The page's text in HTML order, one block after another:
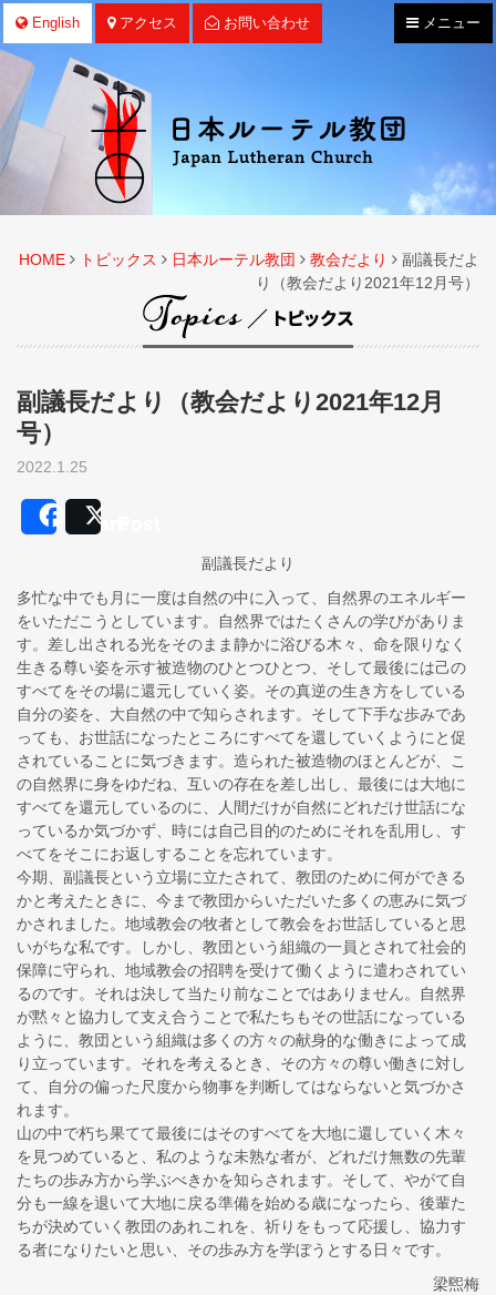
ナ
ビ
メニュー
English アクセス お問い合わせ
HOME トピックス 日本ルーテル教団 教会だより
副議長だよ
り（教会だより2021年12月号）
副議長だより（教会だより2021年12月
号）
2022.1.25
Share
副議長だより
多忙な中でも月に一度は自然の中に入って、自然界のエネルギー
をいただこうとしています。自然界ではたくさんの学びがありま
す。差し出される光をそのまま静かに浴びる木々、命を限りなく
生きる尊い姿を示す被造物のひとつひとつ、そして最後には己の
すべてをその場に還元していく姿。その真逆の生き方をしている
自分の姿を、大自然の中で知らされます。そして下手な歩みであ
っても、お世話になったところにすべてを還していくようにと促
されていることに気づきます。造られた被造物のほとんどが、こ
の自然界に身をゆだね、互いの存在を差し出し、最後には大地に
すべてを還元しているのに、人間だけが自然にどれだけ世話にな
っているか気づかず、時には自己目的のためにそれを乱用し、す
べてをそこにお返しすることを忘れています。
今期、副議長という立場に立たされて、教団のために何ができる
かと考えたときに、今まで教団からいただいた多くの恵みに気づ
かされました。地域教会の牧者として教会をお世話していると思
いがちな私です。しかし、教団という組織の一員とされて社会的
保障に守られ、地域教会の招聘を受けて働くように遣わされてい
るのです。それは決して当たり前なことではありません。自然界
が黙々と協力して支え合うことで私たちもその世話になっている
ように、教団という組織は多くの方々の献身的な働きによって成
り立っています。それを考えるとき、その方々の尊い働きに対し
て、自分の偏った尺度から物事を判断してはならないと気づかさ
れます。
山の中で朽ち果てて最後にはそのすべてを大地に還していく木々
を見つめていると、私のような未熟な者が、どれだけ無数の先輩
たちの歩み方から学ぶべきかを知らされます。そして、やがて自
分も一線を退いて大地に戻る準備を始める歳になったら、後輩た
ちが決めていく教団のあれこれを、祈りをもって応援し、協力す
る者になりたいと思い、その歩み方を学ぼうとする日々です。
梁煕梅